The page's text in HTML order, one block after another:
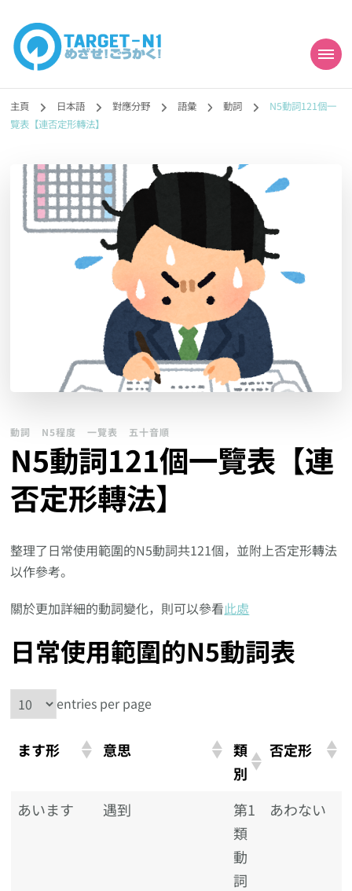
目標!!日本語能力試
N1合格
勉強コンテンツも追加予定!!】
主頁 日本語 對應分野 語彙 動詞
N5動詞121個一
覽表【連否定形轉法】
動詞 N5程度 一覽表 五十音順
N5動詞121個一覽表【連
否定形轉法】
整理了日常使用範圍的N5動詞共121個，並附上否定形轉法
以作參考。
關於更加詳細的動詞變化，則可以參看此處
日常使用範圍的N5動詞表
entries per page
ます形 意思
類
別
否定形
あいます 遇到
第1
類
動
詞
あわない